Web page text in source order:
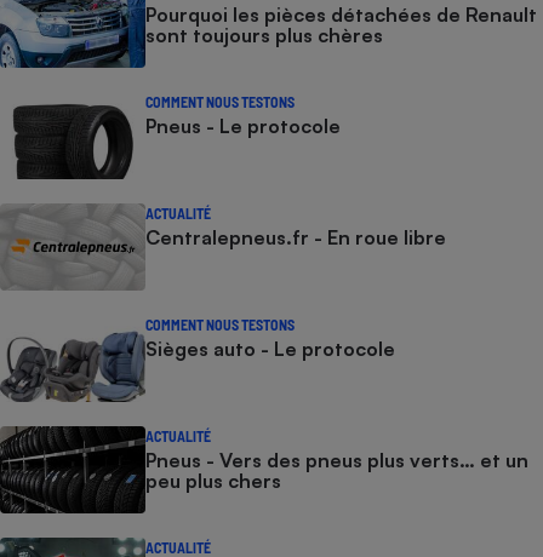
Pourquoi les pièces détachées de Renault
sont toujours plus chères
COMMENT NOUS TESTONS
Pneus - Le protocole
ACTUALITÉ
Centralepneus.fr - En roue libre
COMMENT NOUS TESTONS
Sièges auto - Le protocole
ACTUALITÉ
Pneus - Vers des pneus plus verts… et un
peu plus chers
ACTUALITÉ